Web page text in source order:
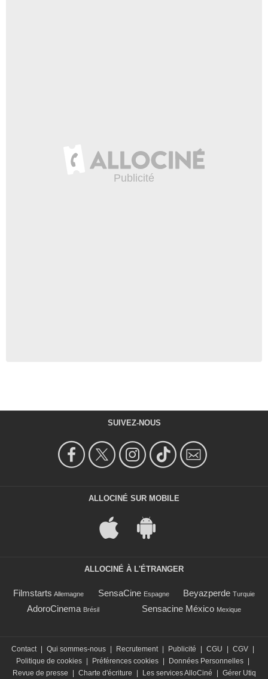
SUIVEZ-NOUS
ALLOCINÉ SUR MOBILE
ALLOCINÉ À L'ÉTRANGER
Filmstarts Allemagne SensaCine Espagne Beyazperde Turquie
AdoroCinema Brésil Sensacine México Mexique
Contact Qui sommes-nous Recrutement Publicité CGU CGV
Politique de cookies
Préférences cookies Données Personnelles
Revue de presse
Charte d'écriture Les services AlloCiné Gérer Utiq